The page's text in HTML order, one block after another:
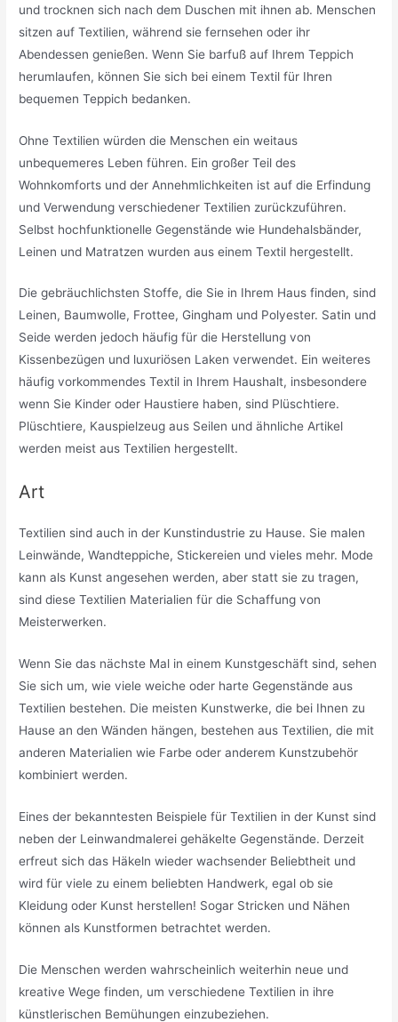
und trocknen sich nach dem Duschen mit ihnen ab. Menschen
sitzen auf Textilien, während sie fernsehen oder ihr
Abendessen genießen. Wenn Sie barfuß auf Ihrem Teppich
herumlaufen, können Sie sich bei einem Textil für Ihren
bequemen Teppich bedanken.
Ohne Textilien würden die Menschen ein weitaus
unbequemeres Leben führen. Ein großer Teil des
Wohnkomforts und der Annehmlichkeiten ist auf die Erfindung
und Verwendung verschiedener Textilien zurückzuführen.
Selbst hochfunktionelle Gegenstände wie Hundehalsbänder,
Leinen und Matratzen wurden aus einem Textil hergestellt.
Die gebräuchlichsten Stoffe, die Sie in Ihrem Haus finden, sind
Leinen, Baumwolle, Frottee, Gingham und Polyester. Satin und
Seide werden jedoch häufig für die Herstellung von
Kissenbezügen und luxuriösen Laken verwendet. Ein weiteres
häufig vorkommendes Textil in Ihrem Haushalt, insbesondere
wenn Sie Kinder oder Haustiere haben, sind Plüschtiere.
Plüschtiere, Kauspielzeug aus Seilen und ähnliche Artikel
werden meist aus Textilien hergestellt.
Art
Textilien sind auch in der Kunstindustrie zu Hause. Sie malen
Leinwände, Wandteppiche, Stickereien und vieles mehr. Mode
kann als Kunst angesehen werden, aber statt sie zu tragen,
sind diese Textilien Materialien für die Schaffung von
Meisterwerken.
Wenn Sie das nächste Mal in einem Kunstgeschäft sind, sehen
Sie sich um, wie viele weiche oder harte Gegenstände aus
Textilien bestehen. Die meisten Kunstwerke, die bei Ihnen zu
Hause an den Wänden hängen, bestehen aus Textilien, die mit
anderen Materialien wie Farbe oder anderem Kunstzubehör
kombiniert werden.
Eines der bekanntesten Beispiele für Textilien in der Kunst sind
neben der Leinwandmalerei gehäkelte Gegenstände. Derzeit
erfreut sich das Häkeln wieder wachsender Beliebtheit und
wird für viele zu einem beliebten Handwerk, egal ob sie
Kleidung oder Kunst herstellen! Sogar Stricken und Nähen
können als Kunstformen betrachtet werden.
Die Menschen werden wahrscheinlich weiterhin neue und
kreative Wege finden, um verschiedene Textilien in ihre
künstlerischen Bemühungen einzubeziehen.